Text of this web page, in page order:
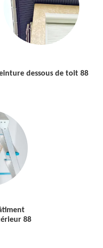
dessous de toit 88
88